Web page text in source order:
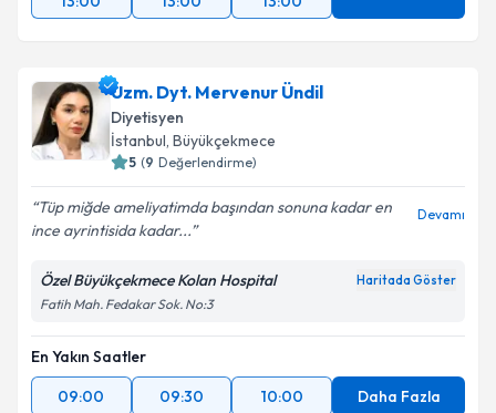
Uzm. Dyt. Mervenur Ündil
Diyetisyen
İstanbul, Büyükçekmece
5 (9 Değerlendirme)
Tüp miğde ameliyatimda başından sonuna kadar en
ince ayrintisida kadar...
Devamı
Özel Büyükçekmece Kolan Hospital Haritada Göster
Fatih Mah. Fedakar Sok. No:3
En Yakın Saatler
09:00
09:30 10:00 Daha Fazla